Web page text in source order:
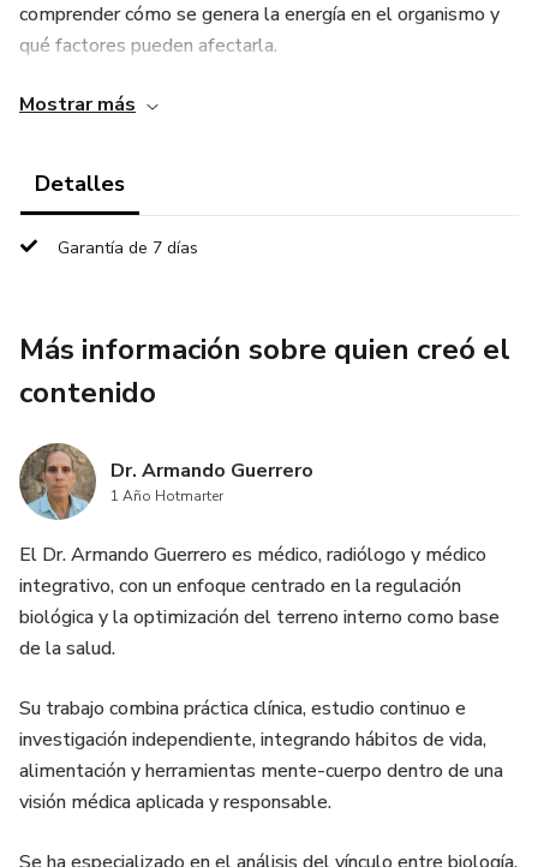
comprender cómo se genera la energía en el organismo y
qué factores pueden afectarla.
En este documento aprenderás:
– La relación entre energía, metabolismo y salud general
– Cómo comenzar a optimizar la energía celular de forma
práctica
Si sientes cansancio persistente, baja vitalidad o quieres
entender cómo funciona tu cuerpo a nivel profundo, este
PDF te dará una base clara para comenzar a mejorar tu
energía.
Este material forma parte de la colección Lectura
salud desde sus bases biológicas y hábitos cotidianos.
Mostrar más
Detalles
Garantía de 7 días
Más información sobre quien creó el
contenido
Dr. Armando Guerrero
1 Año Hotmarter
El Dr. Armando Guerrero es médico, radiólogo y médico
integrativo, con un enfoque centrado en la regulación
biológica y la optimización del terreno interno como base
de la salud.
Su trabajo combina práctica clínica, estudio continuo e
investigación independiente, integrando hábitos de vida,
alimentación y herramientas mente-cuerpo dentro de una
visión médica aplicada y responsable.